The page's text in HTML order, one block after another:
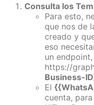
Consulta los
Para esto,
que nos de
creado y
eso
un
https://
Business-
El
cuenta,